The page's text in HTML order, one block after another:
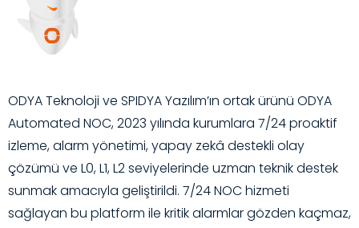
ODYA Teknoloji ve SPIDYA Yazılım’ın ortak ürünü ODYA
Automated NOC, 2023 yılında kurumlara 7/24 proaktif
izleme, alarm yönetimi, yapay zekâ destekli olay
çözümü ve L0, L1, L2 seviyelerinde uzman teknik destek
sunmak amacıyla geliştirildi. 7/24 NOC hizmeti
sağlayan bu platform ile kritik alarmlar gözden kaçmaz,